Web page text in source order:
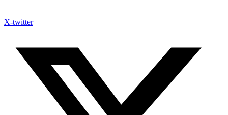
X-twitter